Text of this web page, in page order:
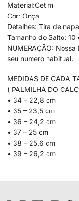
Material:Cetim
Cor: Onça
Detalhes: Tira de
Tamanho do Salto: 10
NUMERAÇÃO:
seu numero habitual.
MEDIDAS DE CADA
( PALMILHA DO
• 34 – 22,8 cm
• 35 – 23,5 cm
• 36 – 24,2 cm
• 37 – 25 cm
• 38 – 25,6 cm
• 39 – 26,2 cm